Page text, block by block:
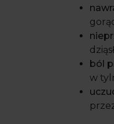
ból
w